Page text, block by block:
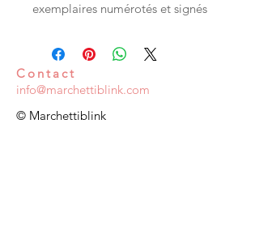
exemplaires numérotés et signés
Contact
info@marchettiblink.com
© Marchettiblink